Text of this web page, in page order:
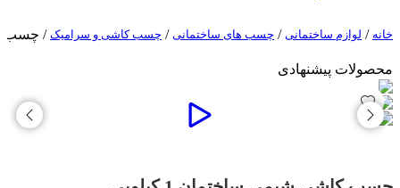
خانه / لوازم ساختمانی / چسب های ساختمانی / چسب کاشی و سرامیک / چسب
محصولات پیشنهادی